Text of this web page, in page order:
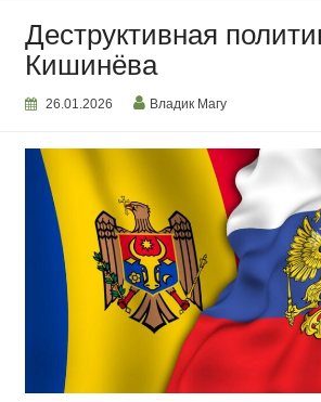
Деструктивная
Кишинёва
26.01.2026 Владик Магу